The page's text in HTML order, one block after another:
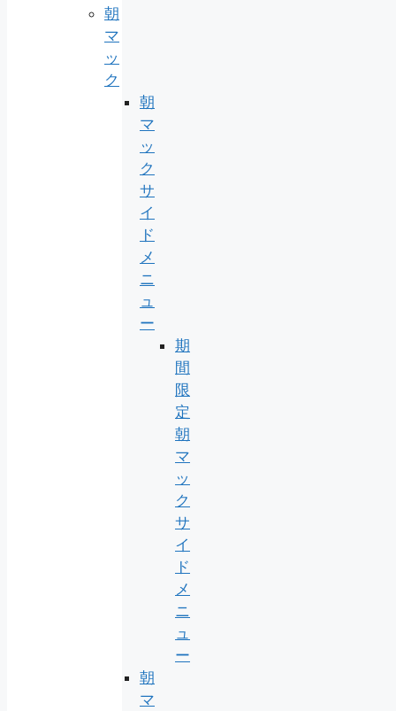
朝
マ
ッ
ク
朝
マ
ッ
ク
サ
イ
ド
メ
ニ
ュ
ー
期
間
限
定
朝
マ
ッ
ク
サ
イ
ド
メ
ニ
ュ
ー
朝
マ